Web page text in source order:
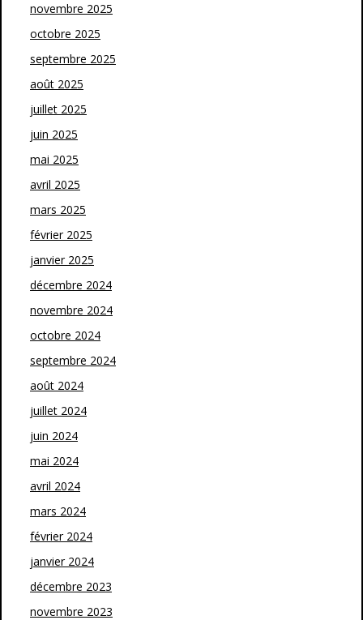
novembre 2025
octobre 2025
septembre 2025
août 2025
juillet 2025
juin 2025
mai 2025
avril 2025
mars 2025
février 2025
janvier 2025
décembre 2024
novembre 2024
octobre 2024
septembre 2024
août 2024
juillet 2024
juin 2024
mai 2024
avril 2024
mars 2024
février 2024
janvier 2024
décembre 2023
novembre 2023